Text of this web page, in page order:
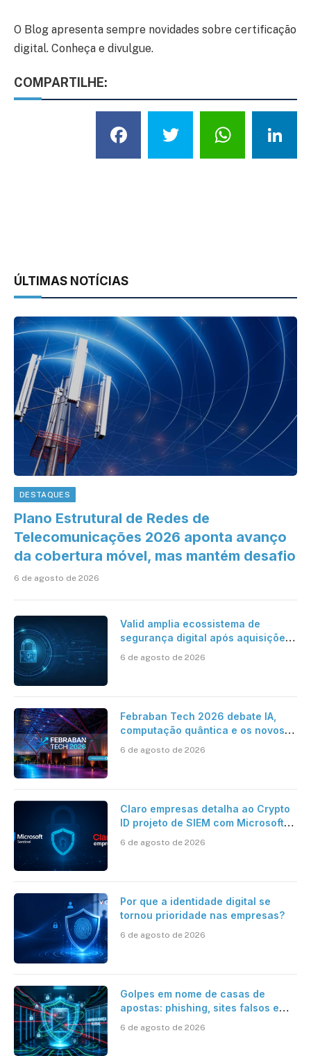
O Blog apresenta sempre novidades sobre certificação
digital. Conheça e divulgue.
COMPARTILHE:
Facebook
Twitter
ÚLTIMAS NOTÍCIAS
DESTAQUES
Plano Estrutural de Redes de
Telecomunicações 2026 aponta avanço
da cobertura móvel, mas mantém desafio
6 de agosto de 2026
Valid amplia ecossistema de
segurança digital após aquisições
6 de agosto de 2026
Febraban Tech 2026 debate IA,
computação quântica e os novos
6 de agosto de 2026
Claro empresas detalha ao Crypto
ID projeto de SIEM com Microsoft
automatizada
6 de agosto de 2026
Por que a identidade digital se
tornou prioridade nas empresas?
6 de agosto de 2026
Golpes em nome de casas de
apostas: phishing, sites falsos e
6 de agosto de 2026